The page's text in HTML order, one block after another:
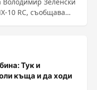
10 RC, съобщава
Тук и
къща и да ходи